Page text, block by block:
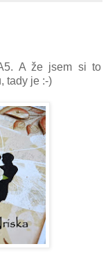
A že jsem si to
tady je :-)